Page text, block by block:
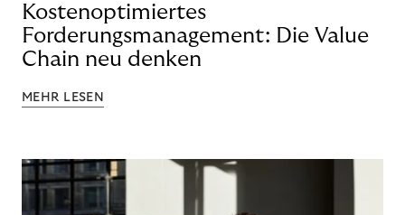
Kostenoptimiertes
Forderungsmanagement: Die Value
Chain neu denken
MEHR LESEN